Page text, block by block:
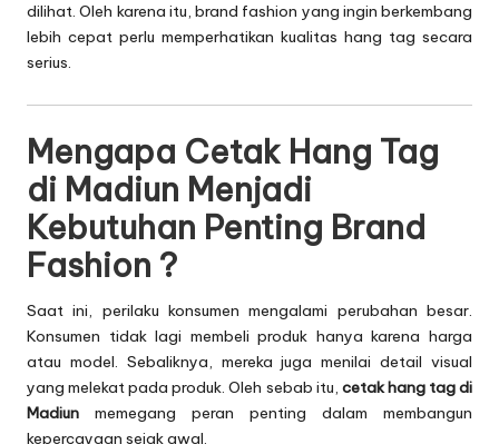
dilihat. Oleh karena itu, brand fashion yang ingin berkembang
lebih cepat perlu memperhatikan kualitas hang tag secara
serius.
Mengapa Cetak Hang Tag
di Madiun Menjadi
Kebutuhan Penting Brand
Fashion ?
Saat ini, perilaku konsumen mengalami perubahan besar.
Konsumen tidak lagi membeli produk hanya karena harga
atau model. Sebaliknya, mereka juga menilai detail visual
yang melekat pada produk. Oleh sebab itu, cetak hang tag di
Madiun memegang peran penting dalam membangun
kepercayaan sejak awal.